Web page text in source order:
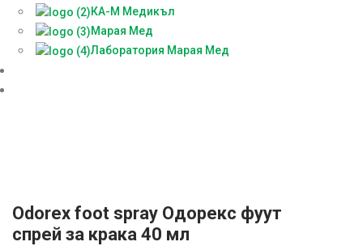
КА-М Медикъл
Марая Мед
Лаборатория Марая Мед
Odorex foot spray Одорекс фуут
спрей за крака 40 мл